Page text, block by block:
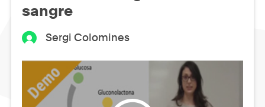
sangre
Sergi Colomines